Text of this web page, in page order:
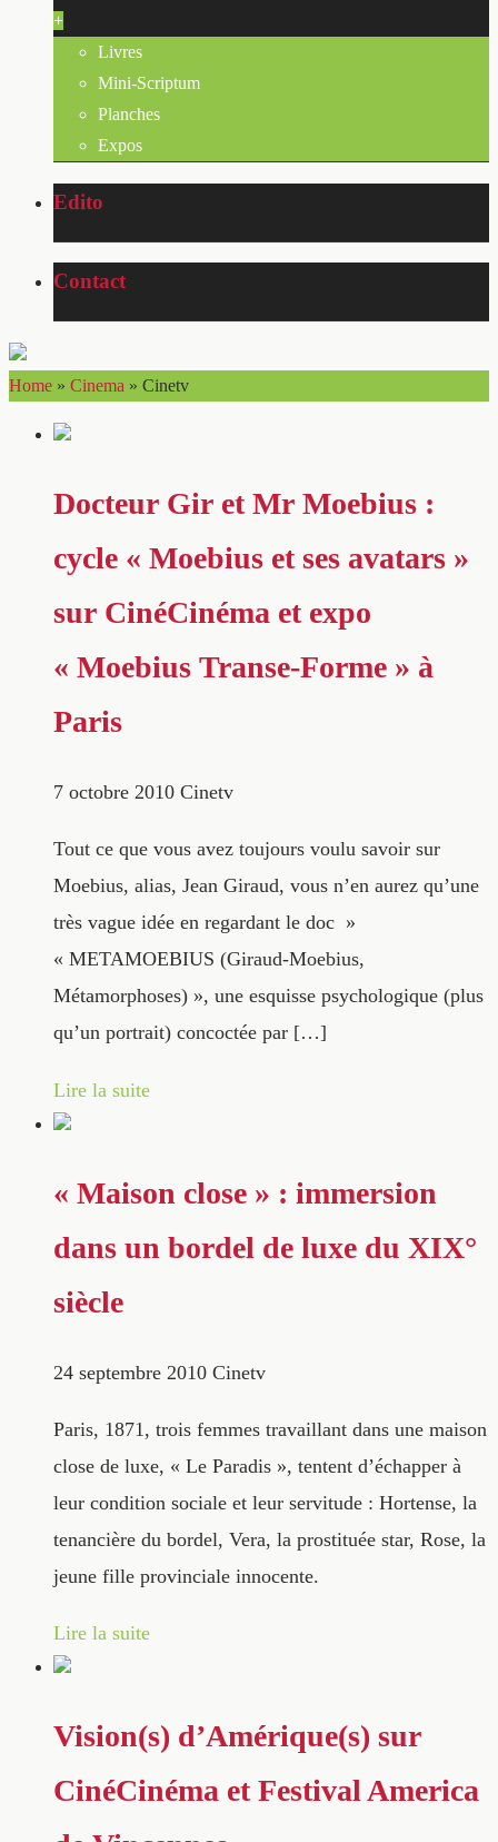
+
Livres
Mini-Scriptum
Planches
Expos
Edito
Contact
Home » Cinema » Cinetv
Docteur Gir et Mr Moebius :
cycle « Moebius et ses avatars »
sur CinéCinéma et expo
« Moebius Transe-Forme » à
Paris
7 octobre 2010 Cinetv
Tout ce que vous avez toujours voulu savoir sur
Moebius, alias, Jean Giraud, vous n’en aurez qu’une
très vague idée en regardant le doc »
« METAMOEBIUS (Giraud-Moebius,
Métamorphoses) », une esquisse psychologique (plus
qu’un portrait) concoctée par […]
Lire la suite
« Maison close » : immersion
dans un bordel de luxe du XIX°
siècle
24 septembre 2010 Cinetv
Paris, 1871, trois femmes travaillant dans une maison
close de luxe, « Le Paradis », tentent d’échapper à
leur condition sociale et leur servitude : Hortense, la
tenancière du bordel, Vera, la prostituée star, Rose, la
jeune fille provinciale innocente.
Lire la suite
Vision(s) d’Amérique(s) sur
CinéCinéma et Festival America